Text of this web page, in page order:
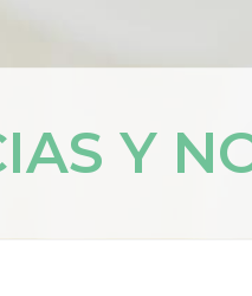
Y